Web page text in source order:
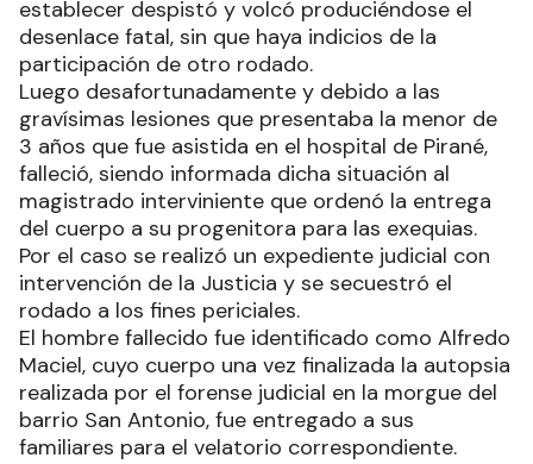
establecer despistó y volcó produciéndose el
desenlace fatal, sin que haya indicios de la
participación de otro rodado.
Luego desafortunadamente y debido a las
gravísimas lesiones que presentaba la menor de
3 años que fue asistida en el hospital de Pirané,
falleció, siendo informada dicha situación al
magistrado interviniente que ordenó la entrega
del cuerpo a su progenitora para las exequias.
Por el caso se realizó un expediente judicial con
intervención de la Justicia y se secuestró el
rodado a los fines periciales.
El hombre fallecido fue identificado como Alfredo
Maciel, cuyo cuerpo una vez finalizada la autopsia
realizada por el forense judicial en la morgue del
barrio San Antonio, fue entregado a sus
familiares para el velatorio correspondiente.